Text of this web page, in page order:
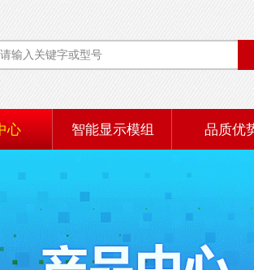
心 智能显示模组 品质优